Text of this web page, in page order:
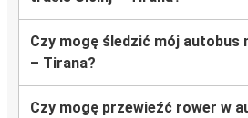
Czy mogę śledzić mój autobus
– Tirana?
Czy mogę przewieźć rower w